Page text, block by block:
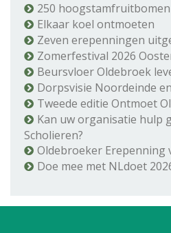
250
Elkaar koel ontmoeten
Zeven erepenningen
Zomerfestival 2026
Beursvloer Oldebroek
Dorpsvisie Noordeinde
Tweede editie Ontmoet
Kan uw organisatie hulp
Scholieren?
Oldebroeker Erepenning
Doe mee met NLdoet